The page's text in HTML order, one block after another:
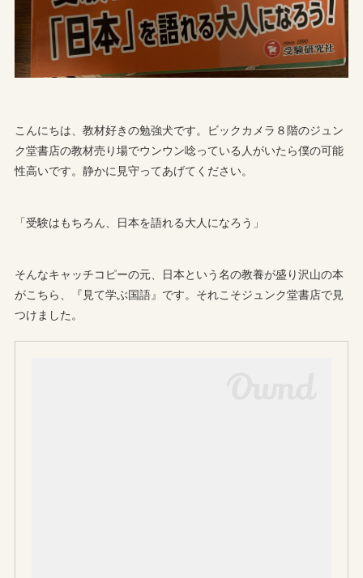
こんにちは、教材好きの勉強犬です。ビックカメラ８階のジュン
ク堂書店の教材売り場でウンウン唸っている人がいたら僕の可能
性高いです。静かに見守ってあげてください。
「受験はもちろん、日本を語れる大人になろう」
そんなキャッチコピーの元、日本という名の教養が盛り沢山の本
がこちら、『見て学ぶ国語』です。それこそジュンク堂書店で見
つけました。